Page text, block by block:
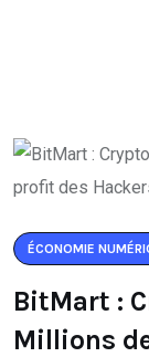
ÉCONOMIE
BitMart :
Millions